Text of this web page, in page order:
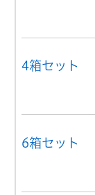
4箱セット
6箱セット